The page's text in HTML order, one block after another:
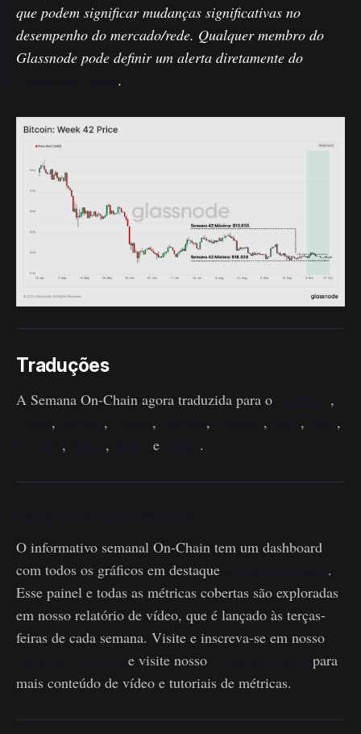
que podem significar mudanças significativas no
desempenho do mercado/rede. Qualquer membro do
Glassnode pode definir um alerta diretamente do
.
Traduções
A Semana On-Chain agora traduzida para o
,
, , , , , ,
,
, , e .
O informativo semanal On-Chain tem um dashboard
com todos os gráficos em destaque
.
Esse painel e todas as métricas cobertas são exploradas
em nosso relatório de vídeo, que é lançado às terças-
feiras de cada semana. Visite e inscreva-se em nosso
e visite nosso
para
mais conteúdo de vídeo e tutoriais de métricas.